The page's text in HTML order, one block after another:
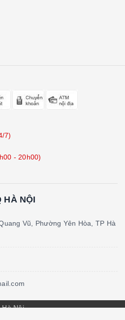
7)
- 20h00)
HÀ NỘI
Vũ, Phường Yên Hòa, TP Hà
Hà Nội